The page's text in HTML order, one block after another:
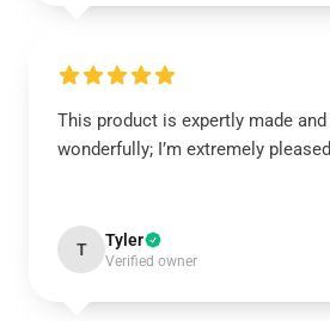
This product is expertly made
wonderfully; I’m extremely
T Tyler
Verified owner